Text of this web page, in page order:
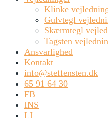
Klinke
Gulvtegl
Skærmtegl
Tagsten
Ansvarlighed
Kontakt
info@steffensten.dk
65 91 64 30
FB
INS
LI